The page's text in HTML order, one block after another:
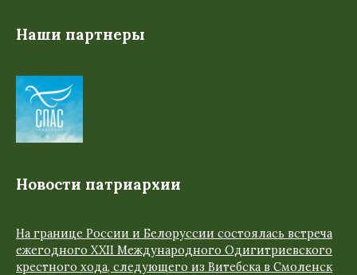
Наши партнеры
Новости патриархии
На границе России и Белоруссии состоялась встреча
ежегодного XXII Международного Одигитриевского
крестного хода, следующего из Витебска в Смоленск